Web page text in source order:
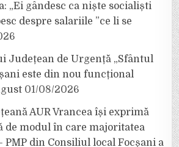
„Ei gândesc ca niște socialiști
despre salariile ”ce li se
Județean de Urgență „Sfântul
este din nou funcțional
01/08/2026
AUR Vrancea își exprimă
de modul în care majoritatea
PMP din Consiliul local Focșani a